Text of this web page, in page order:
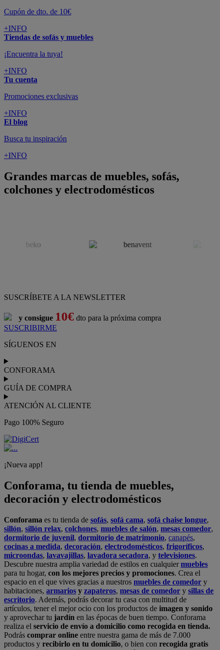
Cupón de dto. de 10€
+INFO
Tiendas de sofás y muebles
¡Encuentra la tuya!
+INFO
Tu cuenta
Promociones exclusivas
+INFO
El blog
Busca tu inspiración
+INFO
Grandes marcas de muebles, sofás,
colchones y electrodomésticos
SUSCRÍBETE A LA NEWSLETTER
y consigue 10€ dto para la próxima compra
SUSCRIBIRME
SÍGUENOS EN
CONFORAMA
GUÍA DE COMPRA
ATENCIÓN AL CLIENTE
Pago 100% Seguro
¡Nueva app!
Conforama, tu tienda de muebles,
decoración y electrodomésticos
Conforama es tu tienda de sofás, sofá cama, sofá chaise longue,
sillón, sillón relax, colchones, muebles de salón, mesas comedor,
dormitorio de juvenil, dormitorio de matrimonio, canapés,
cocinas a medida, decoración, electrodomésticos, frigoríficos,
microondas, lavavajillas, lavadora secadora, y televisiones.
Descubre nuestra amplia variedad de estilos en cualquiermuebles
para tu hogar, con los mejores precios y promociones. Crea el
espacio en el que vives gracias a nuestros muebles de comedor y
habitaciones, armarios y zapateros, mesas de comedor y sillas de
escritorio. Además, podrás decorar tu casa con multitud de
artículos, tener el mejor ocio con los productos de imagen y sonido
y aprovechar tu jardín en las épocas de buen tiempo. Conforama
realiza el servicio de envío a domicilio como recogida en tienda.
Podrás comprar online entre nuestra gama de más de 7.000
productos y recibirlo en tu domicilio, o bien con recogida gratis